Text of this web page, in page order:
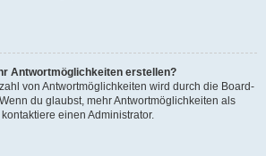
Antwortmöglichkeiten erstellen?
von Antwortmöglichkeiten wird durch die Board-
du glaubst, mehr Antwortmöglichkeiten als
einen Administrator.